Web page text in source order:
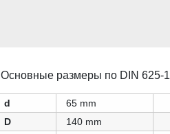
Основные размеры по DIN 625-1
d
65 mm
D
140 mm